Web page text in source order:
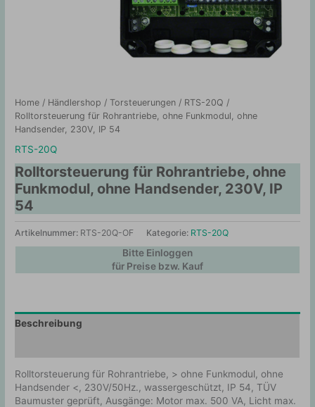
Home / Händlershop /Torsteuerungen / RTS-20Q /
Rolltorsteuerung für Rohrantriebe, ohne Funkmodul, ohne
Handsender, 230V, IP 54
RTS-20Q
Rolltorsteuerung für Rohrantriebe, ohne
Funkmodul, ohne Handsender, 230V, IP
54
Artikelnummer: RTS-20Q-OF Kategorie: RTS-20Q
Bitte Einloggen
für Preise bzw. Kauf
Beschreibung
Rolltorsteuerung für Rohrantriebe, > ohne Funkmodul, ohne
Handsender <, 230V/50Hz., wassergeschützt, IP 54, TÜV
Baumuster geprüft, Ausgänge: Motor max. 500 VA, Licht max.